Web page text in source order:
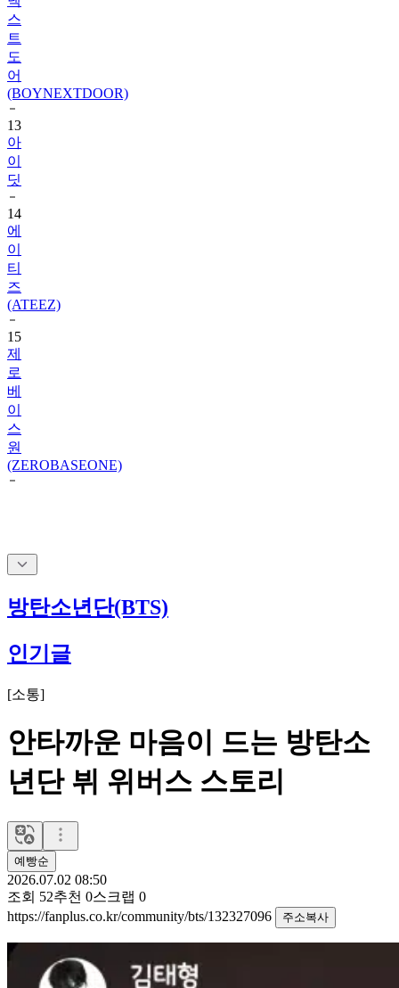
스
트
도
어
(BOYNEXTDOOR)
13
아
이
딧
14
에
이
티
즈
(ATEEZ)
15
제
로
베
이
스
원
(ZEROBASEONE)
방탄소년단(BTS)
인기글
[소통]
안타까운 마음이 드는 방탄소
년단 뷔 위버스 스토리
예빵순
2026.07.02 08:50
조회 52추천 0스크랩 0
https://fanplus.co.kr/community/bts/132327096
주소복사